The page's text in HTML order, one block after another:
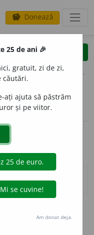
savings Donează
clear
opțiuni
25 de ani 🎉
gratuit, zi de zi,
căutări.
ați ajuta să păstrăm
și pe viitor.
Am donat deja.